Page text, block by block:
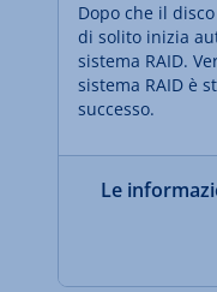
Dopo che il
di solito inizia
sistema RAID.
sistema RAID è
successo.
Le